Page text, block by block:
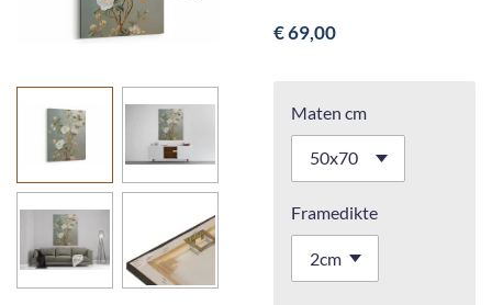
€ 69,00
Maten cm
Framedikte